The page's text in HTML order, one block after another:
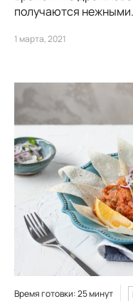
получаются
1 марта, 2021
Время готовки: 25 минут